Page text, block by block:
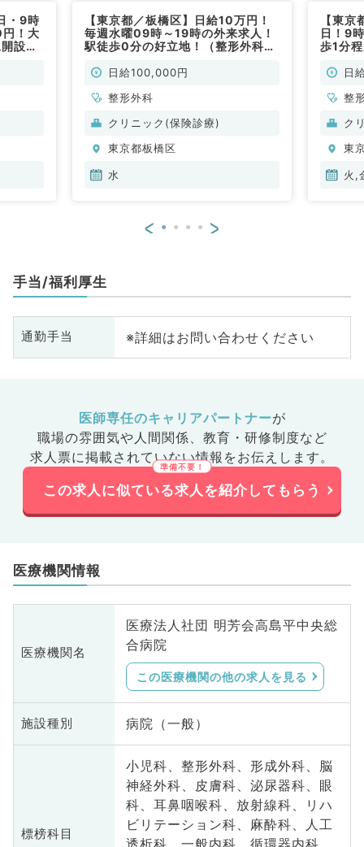
・9時
！大
設の
【東京都／板橋区】日給10万円！
毎週水曜09時～19時の外来求人！
駅徒歩0分の好立地！（整形外科／
日給100,000円
整形外科
クリニック(保険診療)
東京都板橋区
水
【東
日！9
歩1分
(整形
日
整
ク
東
火,
< >
手当/福利厚生
通勤手当 ※詳細はお問い合わせください
医師専任のキャリアパートナーが
職場の雰囲気や人間関係、 教育・研修制度など
求人票に掲載されていない情報をお伝えします。
この求人に似ている求人を紹介してもらう
医療機関情報
医療機関名
医療法人社団 明芳会高島平中央総
合病院
この医療機関の他の求人を見る
施設種別 病院（一般）
標榜科目
小児科、整形外科、形成外科、脳
神経外科、皮膚科、泌尿器科、眼
科、耳鼻咽喉科、放射線科、リハ
ビリテーション科、麻酔科、人工